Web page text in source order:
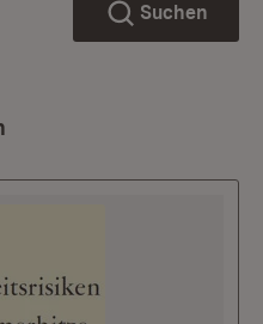
Suchen